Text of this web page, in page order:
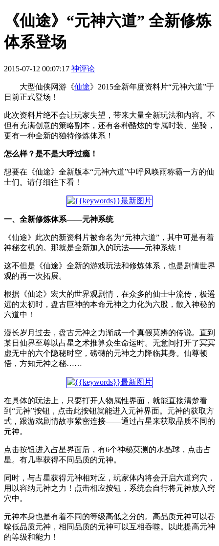
《仙途》“元神六道” 全新修炼
体系登场
2015-07-12 00:07:17 神评论
大型仙侠网游《仙途》2015全新年度资料片“元神六道”于
日前正式登场！
此次资料片绝不会让玩家失望，带来大量全新玩法和内容。不
但有充满创意的策略副本，还有各种酷炫的专属时装、坐骑，
更有一种全新的独特修炼体系！
怎么样？是不是大呼过瘾！
想要在《仙途》全新版本“元神六道”中呼风唤雨称霸一方的仙
士们。请仔细往下看！
一、全新修炼体系——元神系统
《仙途》此次的新资料片被命名为“元神六道”，其中可是有着
神秘玄机的。那就是全新加入的玩法——元神系统！
这不但是《仙途》全新的游戏玩法和修炼体系，也是剧情世界
观的再一次拓展。
根据《仙途》宏大的世界观剧情，在众多的仙士中流传，极遥
远的太初时，盘古巨神的本命元神之力化为六股，散入神秘的
六道中！
漫长岁月过去，盘古元神之力渐成一个真假莫辨的传说。直到
某日仙界至尊以占星之术推算众生命运时。无意间打开了冥冥
虚无中的六个隐秘时空，磅礴的元神之力降临其身。仙尊顿
悟，方知元神之秘……
在具体的玩法上，只要打开人物属性界面，就能直接清楚看
到“元神”按钮，点击此按钮就能进入元神界面。元神的获取方
式，跟游戏剧情故事紧密连接——通过占星来获取品质不同的
元神。
点击按钮进入占星界面后，有6个神秘莫测的水晶球，点击占
星。有几率获得不同品质的元神。
同时，与占星获得元神相对应，玩家体内将会开启六道窍穴，
用以容纳元神之力！点击相应按钮，系统会自行将元神放入窍
穴中。
元神本身也是有着不同的等级高低之分的。高品质元神可以吞
噬低品质元神，相同品质的元神可以互相吞噬。以此提高元神
的等级和能力！